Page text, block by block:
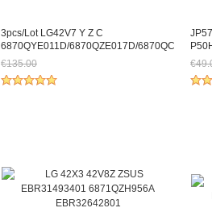
3pcs/lot LG42V7 Y Z C
6870QYE011D/6870QZE017D/6870QCE020A
€135.00
Jetzt nur noch €125.55